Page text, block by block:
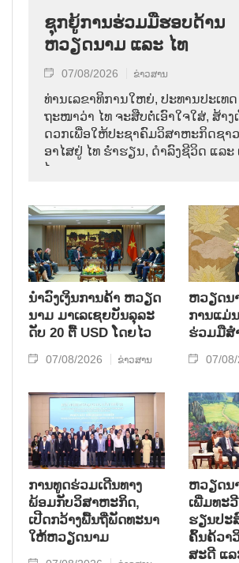
ຊຸກຍູ້ການຮ່ວມມືຮອບດ້ານ
ຫວຽດນາມ ແລະ ໄທ
07/08/2026 ຂ່າວສານ
ທ່ານ​ເລ​ຂາ​ທິ​ການ​ໃຫຍ່, ປະ​ທານ​ປະ​ເທດ
ຖະ​ໜາ​ວ່າ ໄທ​ ຈະ​ສືບ​ຕໍ່​ເອົາ​ໃຈ​ໃສ່, ສ້າງ​
ດວກ​ເພື່ອ​ໃຫ້​ປະ​ຊາ​ຄົມ​ວ​ິ​ສາ​ຫະ​ກິດ​ຊາ
ອາ​ໄສ​ຢູ່ ໄທ ຮ່ຳ​ຮຽນ, ດຳ​ລົງ​ຊີ​ວິດ ແລະ
ໄທ.
ນຳ​ວົງ​ເງິນ​ການ​ຄ້າ ຫວຽດ​
ນາມ ມາ​ເລ​ເຊຍ​ບັນ​ລຸ​ລະ​
ດັບ 20 ຕື້ USD ໂດຍ​ໄວ
07/08/2026 ຂ່າວສານ
ຫ​ວຽດ​ນ
ການ​ແມ່
ຮ່ວມ​ມື​ສ
07/
ການ​ທູດ​ຮ່ວມ​ເດີນ​ທາງ​
ພ້ອມກັບ​ວິ​ສາ​ຫະ​ກ​ິດ,
ເປີດກວ້າງ​ພື້ນ​ຖີ່​ພັດ​ທະ​ນາ​
ໃຫ້​ຫວຽດ​ນາມ
ຫວຽດ​ນ
ເພີ່ມ​ທະ​
ຮຽນ​ປະ​
ຄົ້ນ​ຄ້​ວາ​
ສະ​ດີ ແລ